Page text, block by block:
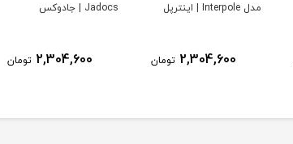
مدل Interpole | اینترپل
2,304,600 تومان
Jadocs | جادوکس
2,304,600 تومان